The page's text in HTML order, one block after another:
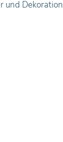
und Dekoration